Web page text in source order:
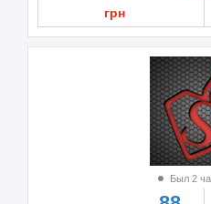
грн
Был 2